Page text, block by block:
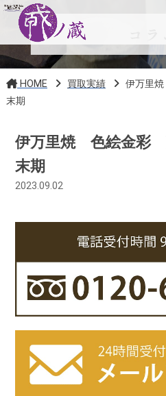
HOME 買取実績
伊万里
末期
伊万里焼 色絵金彩
末期
2023.09.02